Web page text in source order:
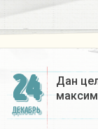
24
ДЕКАБРЬ
Дан